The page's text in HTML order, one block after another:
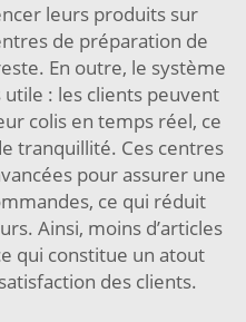
leurs produits sur
de préparation de
En outre, le système
utile : les clients peuvent
colis en temps réel, ce
tranquillité. Ces centres
pour assurer une
ce qui réduit
Ainsi, moins d’articles
qui constitue un atout
des clients.